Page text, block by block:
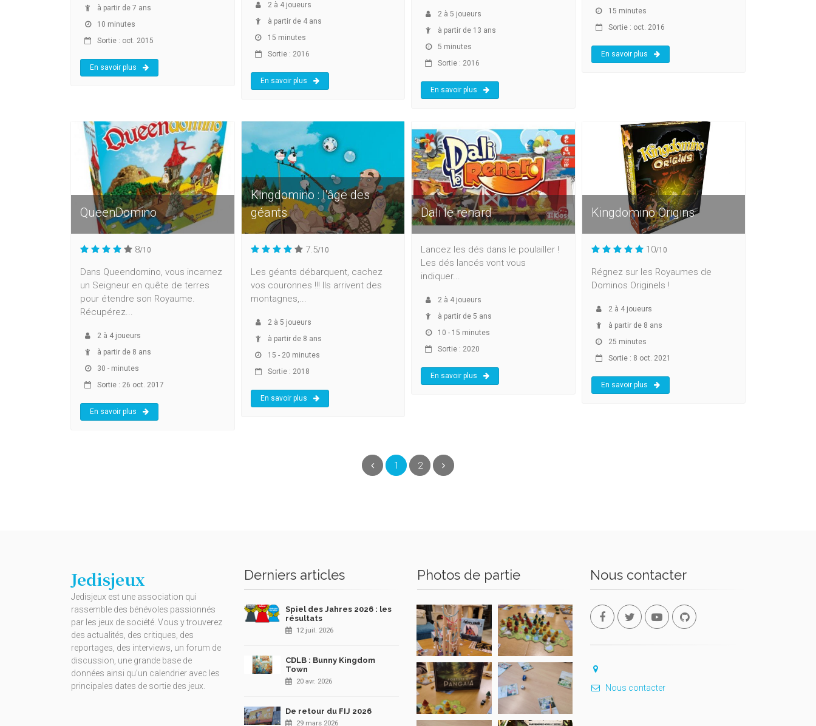
à partir de 7 ans
10 minutes
Sortie : oct. 2015
En savoir plus
2à 4joueurs
à partir de 4 ans
15 minutes
Sortie : 2016
En savoir plus
2 à 5 joueurs
à partir de 13 ans
5 minutes
Sortie : 2016
En savoir plus
15 minutes
Sortie : oct. 2016
En savoir plus
QueenDomino
8/10
Dans Queendomino, vous incarnez
un Seigneur en quête de terres
pour étendre son Royaume.
Récupérez...
2 à 4 joueurs
à partir de 8 ans
30 - minutes
Sortie : 26 oct. 2017
En savoir plus
Kingdomino : l'âge des
géants
7.5/10
Les géants débarquent, cachez
vos couronnes !!! Ils arrivent des
montagnes,...
2à 5 joueurs
à partir de 8 ans
15 - 20 minutes
Sortie : 2018
En savoir plus
Dali le renard
Lancez les dés dans le poulailler !
Les dés lancés vont vous
indiquer...
2 à 4 joueurs
à partir de 5 ans
10 - 15 minutes
Sortie : 2020
En savoir plus
Kingdomino Origins
10/10
Régnez sur les Royaumes de
Dominos Originels !
2à 4joueurs
à partir de 8 ans
25 minutes
Sortie : 8 oct. 2021
En savoir plus
Précédent
1 (current)
2 Suivant
Jedisjeux
Jedisjeux est une association qui
rassemble des bénévoles passionnés
par les jeux de société. Vous y trouverez
des actualités, des critiques, des
reportages, des interviews, un forum de
discussion, une grande base de
données ainsi qu’un calendrier avec les
principales dates de sortie des jeux.
Derniers articles
Spiel des Jahres 2026 : les
résultats
12 juil. 2026
CDLB : Bunny Kingdom
Town
20 avr. 2026
De retour du FIJ 2026
29 mars 2026
Photos de partie Nous contacter
Nous contacter